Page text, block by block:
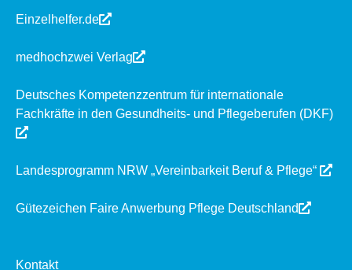
Einzelhelfer.de
medhochzwei Verlag
Deutsches Kompetenzzentrum für internationale
Fachkräfte in den Gesundheits- und Pflegeberufen (DKF)
Landesprogramm NRW „Vereinbarkeit Beruf & Pflege“
Gütezeichen Faire Anwerbung Pflege Deutschland
Kontakt